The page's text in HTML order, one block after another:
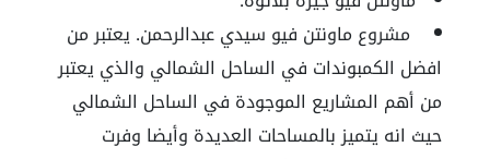
مشروع ماونتن فيو سيدي عبدالرحمن. يعتبر من
افضل الكمبوندات في الساحل الشمالي والذي يعتبر
من أهم المشاريع الموجودة في الساحل الشمالي
حيث انه يتميز بالمساحات العديدة وأيضا وفرت